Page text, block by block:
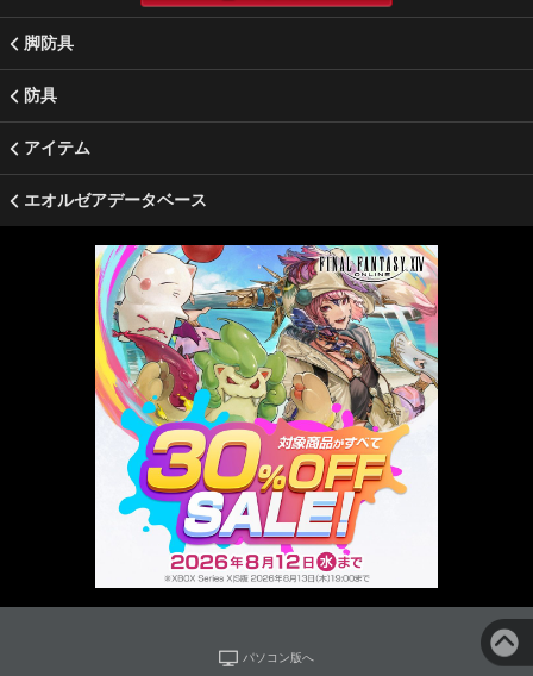
脚防具
防具
アイテム
エオルゼアデータベース
パソコン版へ